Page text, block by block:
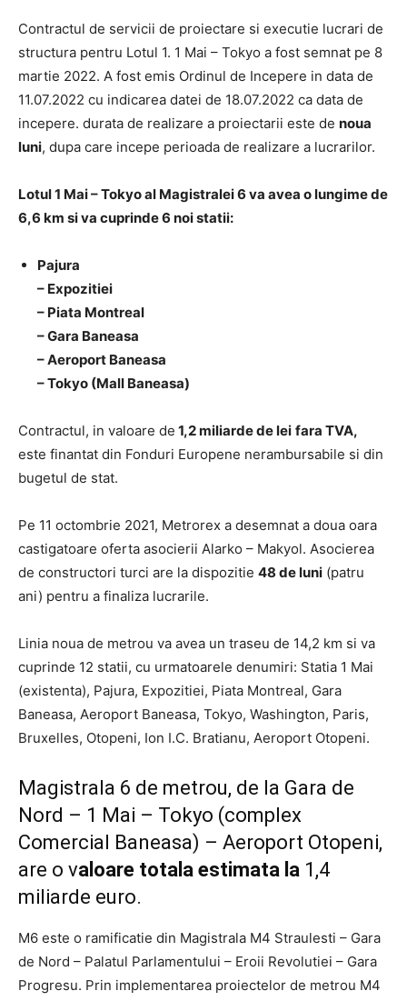
Contractul de servicii de proiectare si executie lucrari de
structura pentru Lotul 1. 1 Mai – Tokyo a fost semnat pe 8
martie 2022. A fost emis Ordinul de Incepere in data de
11.07.2022 cu indicarea datei de 18.07.2022 ca data de
incepere. durata de realizare a proiectarii este de noua
luni, dupa care incepe perioada de realizare a lucrarilor.
Lotul 1 Mai – Tokyo al Magistralei 6 va avea o lungime de
6,6 km si va cuprinde 6 noi statii:
Pajura
– Expozitiei
– Piata Montreal
– Gara Baneasa
– Aeroport Baneasa
– Tokyo (Mall Baneasa)
Contractul, in valoare de 1,2 miliarde de lei fara TVA,
este finantat din Fonduri Europene nerambursabile si din
bugetul de stat.
Pe 11 octombrie 2021, Metrorex a desemnat a doua oara
castigatoare oferta asocierii Alarko – Makyol. Asocierea
de constructori turci are la dispozitie 48 de luni (patru
ani) pentru a finaliza lucrarile.
Linia noua de metrou va avea un traseu de 14,2 km si va
cuprinde 12 statii, cu urmatoarele denumiri: Statia 1 Mai
(existenta), Pajura, Expozitiei, Piata Montreal, Gara
Baneasa, Aeroport Baneasa, Tokyo, Washington, Paris,
Bruxelles, Otopeni, Ion I.C. Bratianu, Aeroport Otopeni.
Magistrala 6 de metrou, de la Gara de
Nord – 1 Mai – Tokyo (complex
Comercial Baneasa) – Aeroport Otopeni,
are o valoare totala estimata la 1,4
miliarde euro.
M6 este o ramificatie din Magistrala M4 Straulesti – Gara
de Nord – Palatul Parlamentului – Eroii Revolutiei – Gara
Progresu. Prin implementarea proiectelor de metrou M4